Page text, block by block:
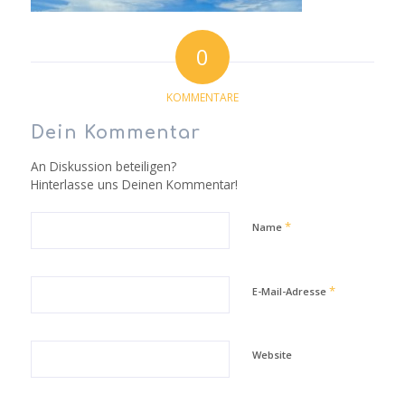
0
KOMMENTARE
Dein Kommentar
An Diskussion beteiligen?
Hinterlasse uns Deinen Kommentar!
Name *
E-Mail-Adresse *
Website